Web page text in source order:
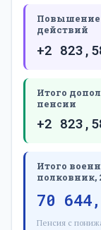
Повышение
действий
+2
Итого
пенсии
+2
Итого
полковник,
70
Пенсия с